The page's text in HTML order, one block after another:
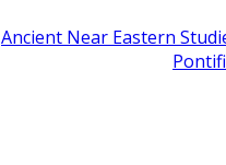
Ancient Near Eastern